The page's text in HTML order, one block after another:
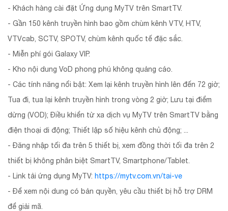
- Khách hàng cài đặt Ứng dụng MyTV trên SmartTV.
- Gần 150 kênh truyền hình bao gồm chùm kênh VTV, HTV,
VTVcab, SCTV, SPOTV, chùm kênh quốc tế đặc sắc.
- Miễn phí gói Galaxy VIP.
- Kho nội dung VoD phong phú không quảng cáo.
- Các tính năng nổi bật: Xem lại kênh truyền hình lên đến 72 giờ;
Tua đi, tua lại kênh truyền hình trong vòng 2 giờ; Lưu tại điểm
dừng (VOD); Điều khiển từ xa dịch vụ MyTV trên SmartTV bằng
điện thoại di động; Thiết lập số hiệu kênh chủ động; ...
- Đăng nhập tối đa trên 5 thiết bị, xem đồng thời tối đa trên 2
thiết bị không phân biệt SmartTV, Smartphone/Tablet.
- Link tải ứng dụng MyTV: https://mytv.com.vn/tai-ve
- Để xem nội dung có bản quyền, yêu cầu thiết bị hỗ trợ DRM
để giải mã.